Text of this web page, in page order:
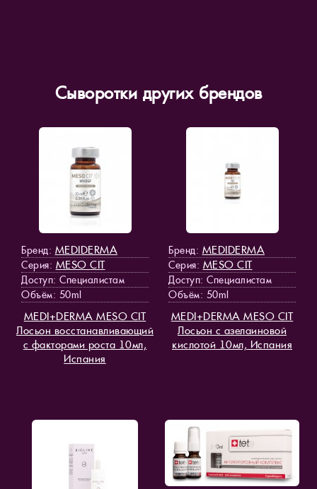
Сыворотки других брендов
Бренд: MEDIDERMA
Серия: MESO СIT
Доступ: Специалистам
Объём: 50ml
MEDI+DERMA MESO СIT
Лосьон восстанавливающий
с факторами роста 10мл,
Испания
Бренд: MEDIDERMA
Серия: MESO СIT
Доступ: Специалистам
Объём: 50ml
MEDI+DERMA MESO СIT
Лосьон с азелаиновой
кислотой 10мл, Испания